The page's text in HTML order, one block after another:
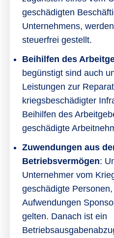
geschädigten
Unternehmens,
steuerfrei gestellt.
Beihilfen des
begünstigt sind auch
Leistungen zur
kriegsbeschädigter
Beihilfen des
geschädigte
Zuwendungen aus
Betriebsvermögen:
Unternehmer vom
geschädigte
Aufwendungen
gelten. Danach ist ein